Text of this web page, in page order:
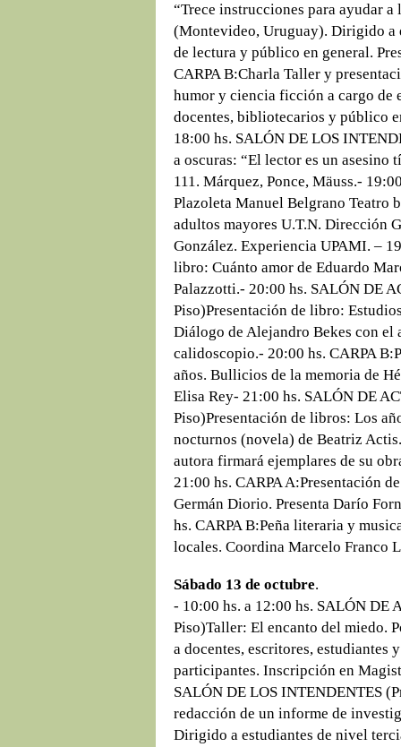
“Trece instrucciones para ayudar
(Montevideo, Uruguay). Dirigido a
de lectura y público en general.
CARPA B:Charla Taller y
humor y ciencia ficción a cargo
docentes, bibliotecarios y público
18:00 hs. SALÓN DE LOS
a oscuras: “El lector es un asesino
111. Márquez, Ponce, Mäuss.-
Plazoleta Manuel Belgrano Teatro
adultos mayores U.T.N. Dirección
González. Experiencia UPAMI. –
libro: Cuánto amor de Eduardo
Palazzotti.- 20:00 hs. SALÓN DE
Piso)Presentación de libro:
Diálogo de Alejandro Bekes con el
calidoscopio.- 20:00 hs. CARPA
años. Bullicios de la memoria de
Elisa Rey- 21:00 hs. SALÓN DE
Piso)Presentación de libros: Los
nocturnos (novela) de Beatriz
autora firmará ejemplares de su
21:00 hs. CARPA A:Presentación
Germán Diorio. Presenta Darío
hs. CARPA B:Peña literaria y
locales. Coordina Marcelo Franco
Sábado 13 de octubre.
- 10:00 hs. a 12:00 hs. SALÓN
Piso)Taller: El encanto del miedo.
a docentes, escritores, estudiantes
participantes. Inscripción en
SALÓN DE LOS INTENDENTES
redacción de un informe de
Dirigido a estudiantes de nivel